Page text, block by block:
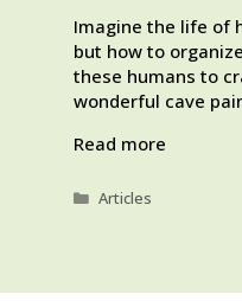
Imagine the life of
but how to
these humans to
wonderful cave
Read more
Categories
Articles